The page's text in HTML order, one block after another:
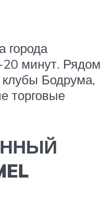
города
20 минут. Рядом
Бодрума,
торговые